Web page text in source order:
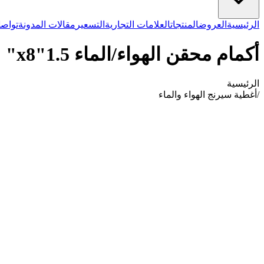
الرئيسية العروضالمنتجاتالعلامات التجارية التسعير مقالات المدونة
أكمام محقن الهواء/الماء 1.5"x8"
الرئيسية
/ أغطية سيرنج الهواء والماء